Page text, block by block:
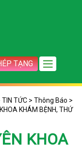
TẠNG
TIN TỨC > Thông Báo >
KHÁM BỆNH, THỨ
KHOA